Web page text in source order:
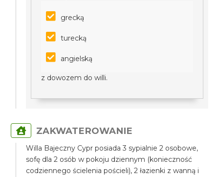
grecką
turecką
angielską
z dowozem do willi.
ZAKWATEROWANIE
Willa Bajeczny Cypr posiada 3 sypialnie 2 osobowe,
sofę dla 2 osób w pokoju dziennym (konieczność
codziennego ścielenia pościeli), 2 łazienki z wanną i